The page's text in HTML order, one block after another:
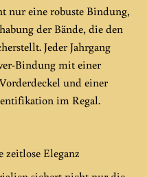
nur eine robuste Bindung,
der Bände, die den
Jeder Jahrgang
Bindung mit einer
und einer
im Regal.
Eleganz